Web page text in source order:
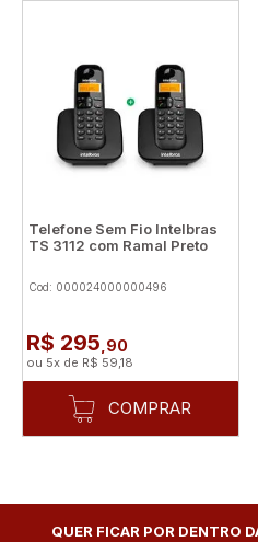
Telefone Sem Fio Intelbras
TS 3112 com Ramal Preto
Cod: 000024000000496
R$ 295 ,90
ou 5x de R$ 59,18
COMPRAR
QUER FICAR POR DENTRO